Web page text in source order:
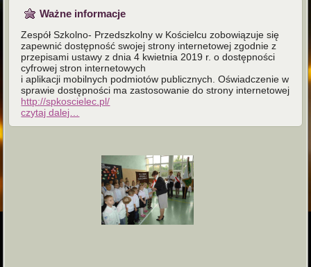
Ważne informacje
Zespół Szkolno- Przedszkolny w Kościelcu zobowiązuje się
zapewnić dostępność swojej strony internetowej zgodnie z
przepisami ustawy z dnia 4 kwietnia 2019 r. o dostępności
cyfrowej stron internetowych
i aplikacji mobilnych podmiotów publicznych. Oświadczenie w
sprawie dostępności ma zastosowanie do strony internetowej
http://spkoscielec.pl/
czytaj dalej…